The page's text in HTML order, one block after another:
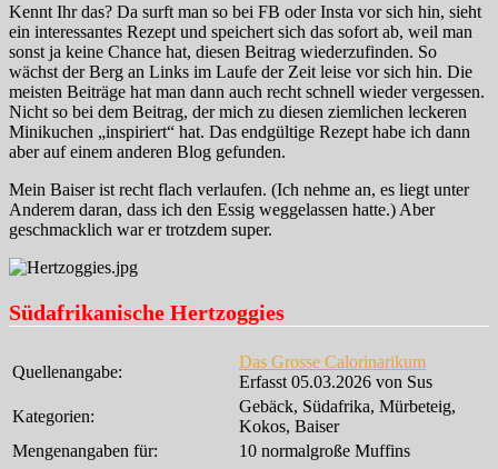
Kennt Ihr das? Da surft man so bei FB oder Insta vor sich hin, sieht
ein interessantes Rezept und speichert sich das sofort ab, weil man
sonst ja keine Chance hat, diesen Beitrag wiederzufinden. So
wächst der Berg an Links im Laufe der Zeit leise vor sich hin. Die
meisten Beiträge hat man dann auch recht schnell wieder vergessen.
Nicht so bei dem Beitrag, der mich zu diesen ziemlichen leckeren
Minikuchen „inspiriert“ hat. Das endgültige Rezept habe ich dann
aber auf einem anderen Blog gefunden.
Mein Baiser ist recht flach verlaufen. (Ich nehme an, es liegt unter
Anderem daran, dass ich den Essig weggelassen hatte.) Aber
geschmacklich war er trotzdem super.
Südafrikanische Hertzoggies
Quellenangabe:
Das Grosse Calorinarikum
Erfasst 05.03.2026 von Sus
Kategorien:
Gebäck, Südafrika, Mürbeteig,
Kokos, Baiser
Mengenangaben für:
10 normalgroße Muffins